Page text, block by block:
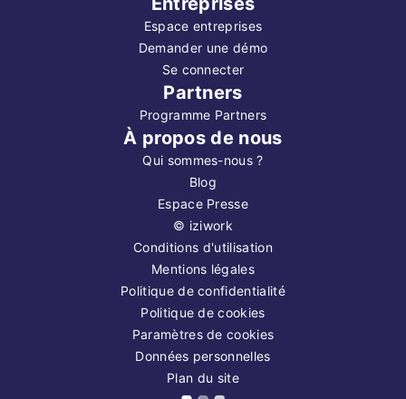
Espace entreprises
Demander une démo
Se connecter
Partners
Programme Partners
À propos de nous
Qui sommes-nous ?
Blog
Espace Presse
© iziwork
Conditions d'utilisation
Mentions légales
Politique de confidentialité
Politique de cookies
Paramètres de cookies
Données personnelles
Plan du site